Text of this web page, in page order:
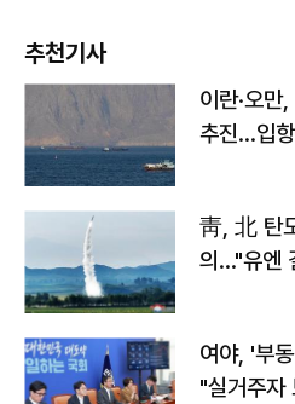
추천기사
이란·오만
추진…입
靑, 北 탄
의…"유엔
여야, '부
"실거주자